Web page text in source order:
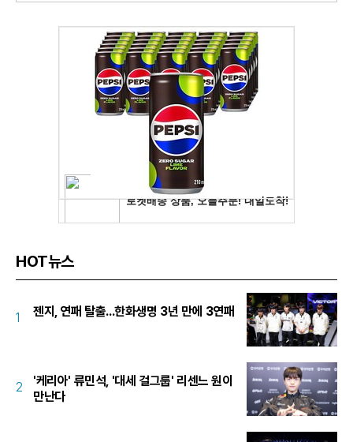
HOT뉴스
1 젠지, 연패 탈출...한화생명 3년 만에 3연패
2
'케리아' 류민석, '대세 걸그룹' 리센느 원이
만난다